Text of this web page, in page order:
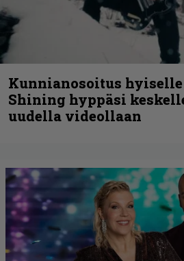
Kunnianosoitus
Shining hyppäsi
uudella videollaan